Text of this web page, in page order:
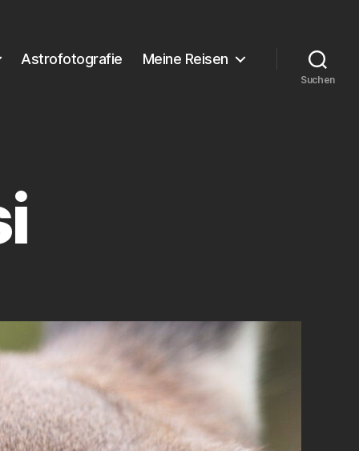
Astrofotografie Meine Reisen
Suchen